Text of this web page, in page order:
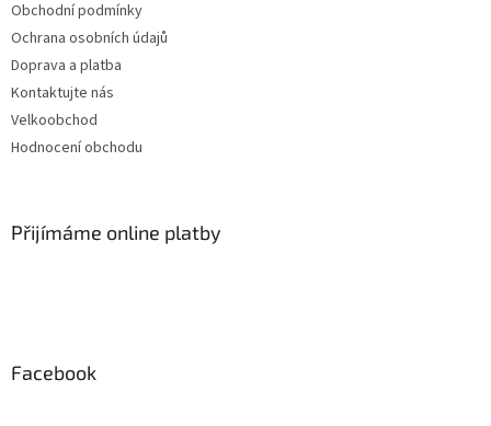
Obchodní podmínky
Ochrana osobních údajů
Doprava a platba
Kontaktujte nás
Velkoobchod
Hodnocení obchodu
Přijímáme online platby
Facebook